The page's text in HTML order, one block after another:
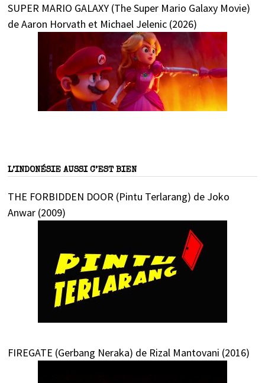
SUPER MARIO GALAXY (The Super Mario Galaxy Movie)
de Aaron Horvath et Michael Jelenic (2026)
L’INDONÉSIE AUSSI C’EST BIEN
THE FORBIDDEN DOOR (Pintu Terlarang) de Joko
Anwar (2009)
FIREGATE (Gerbang Neraka) de Rizal Mantovani (2016)